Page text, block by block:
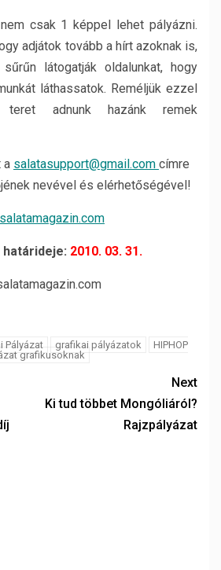
csak 1 képpel lehet pályázni.
adjátok tovább a hírt azoknak is,
látogatják oldalunkat, hogy
láthassatok. Reméljük ezzel
teret adnunk hazánk remek
a salatasupport@gmail.com címre
nevével és elérhetőségével!
2010. 03. 31.
Pályázat grafikai pályázatok
HIPHOP
grafikusoknak
Next
Ki tud többet Mongóliáról?
Rajzpályázat